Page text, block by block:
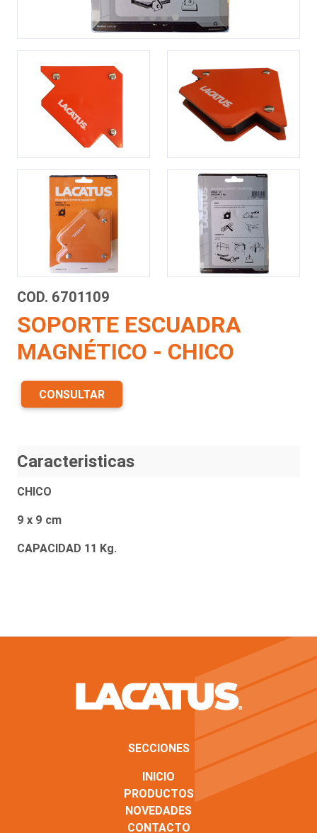
COD. 6701109
SOPORTE ESCUADRA
MAGNÉTICO - CHICO
CONSULTAR
Caracteristicas
CHICO
9 x 9 cm
CAPACIDAD 11 Kg.
SECCIONES
INICIO
PRODUCTOS
NOVEDADES
CONTACTO